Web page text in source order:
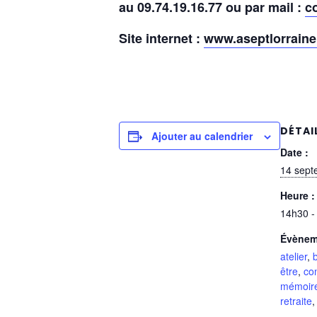
au 09.74.19.16.77 ou par mail :
Site internet :
Ajouter au calendrier
Date :
14
Heure :
14h30
atelier,
être,
retraite,